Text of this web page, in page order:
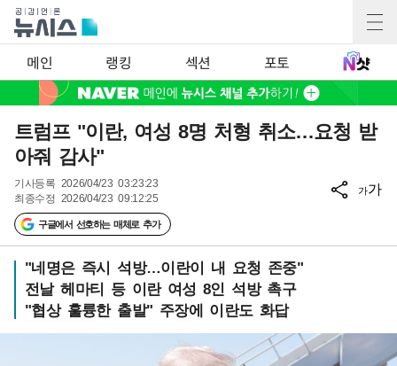
메인 랭킹 섹션 포토
트럼프 "이란, 여성 8명 처형 취소…요청 받
아줘 감사"
기사등록 2026/04/23 03:23:23
최종수정 2026/04/23 09:12:25
구글에서 선호하는 매체로 추가
가가
"네명은 즉시 석방…이란이 내 요청 존중"
전날 헤마티 등 이란 여성 8인 석방 촉구
"협상 훌륭한 출발" 주장에 이란도 화답